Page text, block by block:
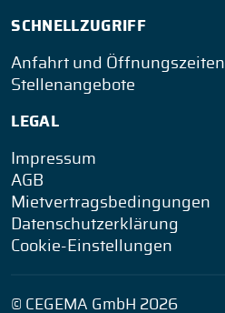
SCHNELLZUGRIFF
Anfahrt und Öffnungszeiten
Stellenangebote
LEGAL
Impressum
AGB
Mietvertragsbedingungen
Datenschutzerklärung
Cookie-Einstellungen
© CEGEMA GmbH 2026